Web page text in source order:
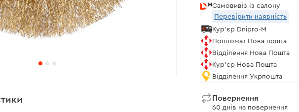
Самовивіз із салону
Перевірити наявність
Кур'єр Dnipro-M
Поштомат Нова пошта
Відділення Нова Пошта
Кур'єр Нова Пошта
Відділення Укрпошта
Повернення
60 днів на повернення